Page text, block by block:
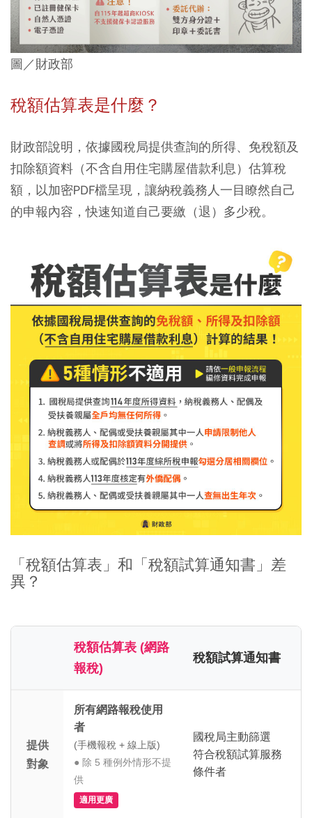
圖／財政部
稅額估算表是什麼？
財政部說明，依據國稅局提供查詢的所得、免稅額及
扣除額資料（不含自用住宅購屋借款利息）估算稅
額，以加密PDF檔呈現，讓納稅義務人一目瞭然自己
的申報內容，快速知道自己要繳（退）多少稅。
「稅額估算表」和「稅額試算通知書」差
異？
稅額估算表 (網路
報稅)
稅額試算通知書
提供
對象
所有網路報稅使用
者
(手機報稅 + 線上版)
● 除 5 種例外情形不提
供
適用更廣
國稅局主動篩選
符合稅額試算服務
條件者